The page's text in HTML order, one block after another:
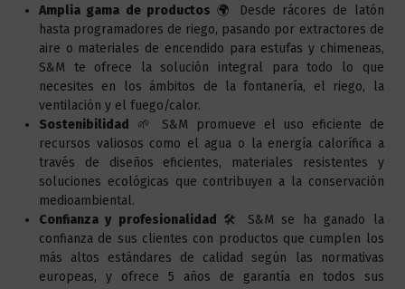
Amplia gama de productos 🌍 Desde rácores de latón
hasta programadores de riego, pasando por extractores de
aire o materiales de encendido para estufas y chimeneas,
S&M te ofrece la solución integral para todo lo que
necesites en los ámbitos de la fontanería, el riego, la
ventilación y el fuego/calor.
Sostenibilidad
🌱 S&M promueve el uso eficiente de
recursos valiosos como el agua o la energía calorífica a
través de diseños eficientes, materiales resistentes y
soluciones ecológicas que contribuyen a la conservación
medioambiental.
Confianza y profesionalidad 🛠️ S&M se ha ganado la
confianza de sus clientes con productos que cumplen los
más altos estándares de calidad según las normativas
europeas, y ofrece 5 años de garantía en todos sus